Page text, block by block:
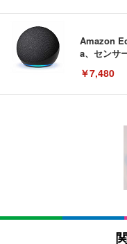
Amazon
a、センサ
￥7,480
い 跳ね上
キング pc
ン樹脂ベ
(黒網+黒
SIHOO
ュチェア
EIZO ビ
EIZO ビジ
Amazon
回使い捨
Amazonベ
x2袋(84枚